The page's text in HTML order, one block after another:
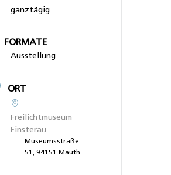
ganztägig
FORMATE
Ausstellung
ORT
Freilichtmuseum
Finsterau
Museumsstraße
51, 94151 Mauth